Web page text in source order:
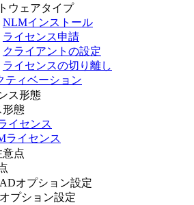
ウェアタイプ
NLMインストール
ライセンス申請
クライアントの設定
ライセンスの切り離し
ティベーション
ス形態
形態
イセンス
ライセンス
意点
オプション設定
プション設定